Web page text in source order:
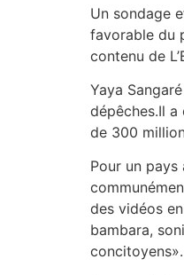
Un sondage
favorable du
contenu de
Yaya
dépêches.Il a
de 300
Pour un
des vidéos
bambara,
concitoyens».